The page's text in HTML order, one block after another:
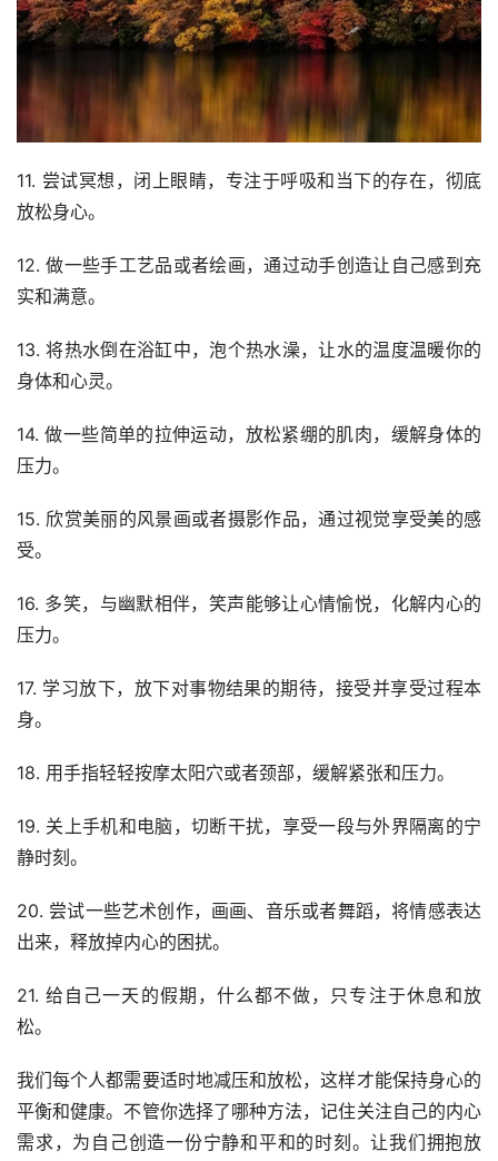
11. 尝试冥想，闭上眼睛，专注于呼吸和当下的存在，彻底
放松身心。
12. 做一些手工艺品或者绘画，通过动手创造让自己感到充
实和满意。
13. 将热水倒在浴缸中，泡个热水澡，让水的温度温暖你的
身体和心灵。
14. 做一些简单的拉伸运动，放松紧绷的肌肉，缓解身体的
压力。
15. 欣赏美丽的风景画或者摄影作品，通过视觉享受美的感
受。
16. 多笑，与幽默相伴，笑声能够让心情愉悦，化解内心的
压力。
17. 学习放下，放下对事物结果的期待，接受并享受过程本
身。
18. 用手指轻轻按摩太阳穴或者颈部，缓解紧张和压力。
19. 关上手机和电脑，切断干扰，享受一段与外界隔离的宁
静时刻。
20. 尝试一些艺术创作，画画、音乐或者舞蹈，将情感表达
出来，释放掉内心的困扰。
21. 给自己一天的假期，什么都不做，只专注于休息和放
松。
我们每个人都需要适时地减压和放松，这样才能保持身心的
平衡和健康。不管你选择了哪种方法，记住关注自己的内心
需求，为自己创造一份宁静和平和的时刻。让我们拥抱放